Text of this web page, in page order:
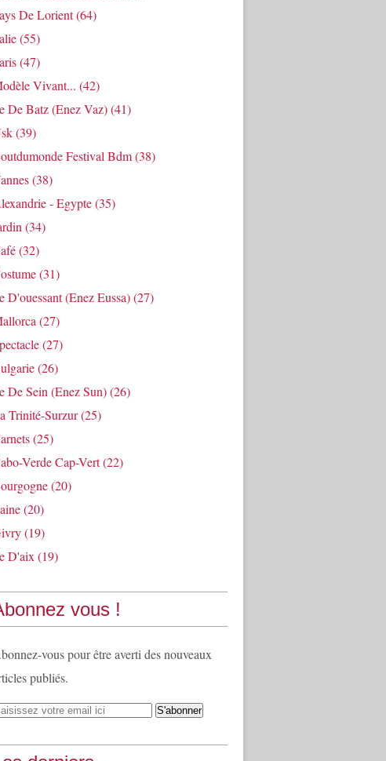
De Lorient(64)
(55)
(47)
Vivant... (42)
De Batz (enez Vaz)(41)
(39)
Festival Bdm(38)
(38)
- Egypte(35)
(34)
(32)
(31)
D'ouessant (enez Eussa)(27)
(27)
(27)
(26)
De Sein (enez Sun)(26)
Trinité-Surzur(25)
(25)
Verde Cap-Vert(22)
(20)
(20)
(19)
D'aix (19)
vous !
vous pour être averti des nouveaux
publiés.